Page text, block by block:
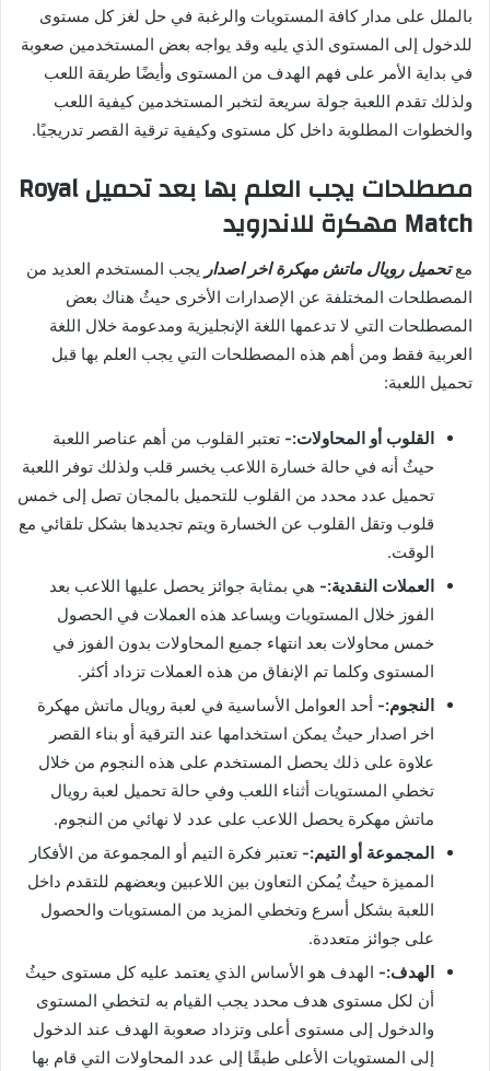
بالملل على مدار كافة المستويات والرغبة في حل لغز كل مستوى
للدخول إلى المستوى الذي يليه وقد يواجه بعض المستخدمين صعوبة
في بداية الأمر على فهم الهدف من المستوى وأيضًا طريقة اللعب
ولذلك تقدم اللعبة جولة سريعة لتخبر المستخدمين كيفية اللعب
والخطوات المطلوبة داخل كل مستوى وكيفية ترقية القصر تدريجيًا.
مصطلحات يجب العلم بها بعد تحميل Royal
Match مهكرة للاندرويد
معتحميل رويال ماتش مهكرة اخر اصدار يجب المستخدم العديد من
المصطلحات المختلفة عن الإصدارات الأخرى حيثُ هناك بعض
المصطلحات التي لا تدعمها اللغة الإنجليزية ومدعومة خلال اللغة
العربية فقط ومن أهم هذه المصطلحات التي يجب العلم بها قبل
تحميل اللعبة:
القلوب أو المحاولات:- تعتبر القلوب من أهم عناصر اللعبة
حيثُ أنه في حالة خسارة اللاعب يخسر قلب ولذلك توفر اللعبة
تحميل عدد محدد من القلوب للتحميل بالمجان تصل إلى خمس
قلوب وتقل القلوب عن الخسارة ويتم تجديدها بشكل تلقائي مع
الوقت.
العملات النقدية:- هي بمثابة جوائز يحصل عليها اللاعب بعد
الفوز خلال المستويات ويساعد هذه العملات في الحصول
خمس محاولات بعد انتهاء جميع المحاولات بدون الفوز في
المستوى وكلما تم الإنفاق من هذه العملات تزداد أكثر.
النجوم:- أحد العوامل الأساسية في لعبة رويال ماتش مهكرة
اخر اصدار حيثُ يمكن استخدامها عند الترقية أو بناء القصر
علاوة على ذلك يحصل المستخدم على هذه النجوم من خلال
تخطي المستويات أثناء اللعب وفي حالة تحميل لعبة رويال
ماتش مهكرة يحصل اللاعب على عدد لا نهائي من النجوم.
المجموعة أو التيم:- تعتبر فكرة التيم أو المجموعة من الأفكار
المميزة حيثُ يُمكن التعاون بين اللاعبين وبعضهم للتقدم داخل
اللعبة بشكل أسرع وتخطي المزيد من المستويات والحصول
على جوائز متعددة.
الهدف:- الهدف هو الأساس الذي يعتمد عليه كل مستوى حيثُ
أن لكل مستوى هدف محدد يجب القيام به لتخطي المستوى
والدخول إلى مستوى أعلى وتزداد صعوبة الهدف عند الدخول
إلى المستويات الأعلى طبقًا إلى عدد المحاولات التي قام بها